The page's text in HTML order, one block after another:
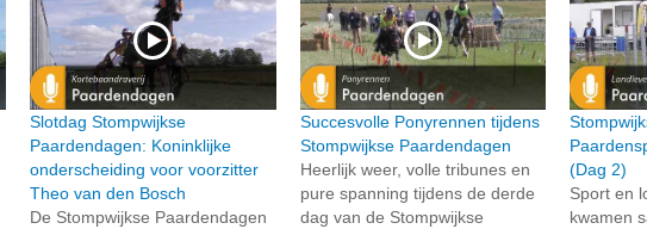
Slotdag Stompwijkse
Paardendagen: Koninklijke
onderscheiding voor voorzitter
Theo van den Bosch
De Stompwijkse Paardendagen
Succesvolle Ponyrennen tijdens
Stompwijkse Paardendagen
Heerlijk weer, volle tribunes en
pure spanning tijdens de derde
dag van de Stompwijkse
(Dag 2)
Sport en
kwamen